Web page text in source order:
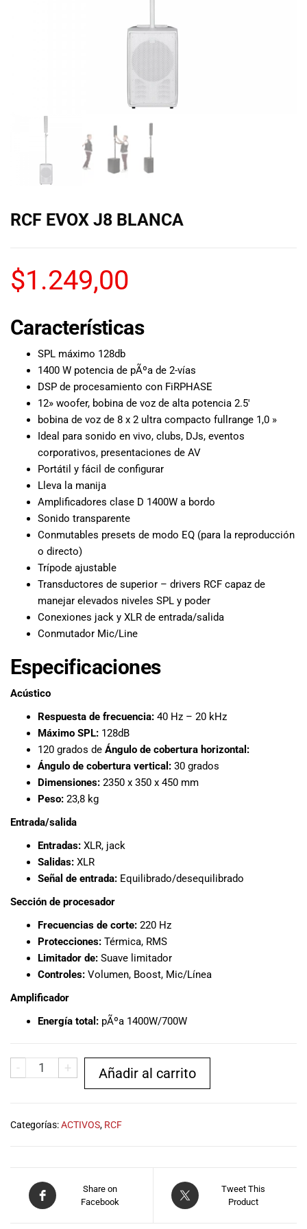
mercado,
desde
y baterías
hasta
amplificadores,
mezcladores y
altavoces.
También
contamos con
instrumentos
de viento,
para satisfacer
todas las
Nuestro equipo
música está
aquí para
ayudarte a
encontrar el
instrumento o
equipo de
audio
adecuado para
mejor servicio
al cliente
posible.
competitivos y
promociones
especiales
para nuestros
visitarnos en
o haz tu
compra en
línea a través
de nuestra
página web y
recibe tu
música con
RCF EVOX J8 BLANCA
$1.249,00
Características
SPL máximo 128db
1400 W potencia de pÃºa de 2-vías
DSP de procesamiento con FiRPHASE
12» woofer, bobina de voz de alta potencia 2.5′
bobina de voz de 8 x 2 ultra compacto fullrange 1,0 »
Ideal para sonido en vivo, clubs, DJs, eventos
corporativos, presentaciones de AV
Portátil y fácil de configurar
Lleva la manija
Amplificadores clase D 1400W a bordo
Sonido transparente
Conmutables presets de modo EQ (para la reproducción
o directo)
Trípode ajustable
Transductores de superior – drivers RCF capaz de
manejar elevados niveles SPL y poder
Conexiones jack y XLR de entrada/salida
Conmutador Mic/Line
Especificaciones
Acústico
Respuesta de frecuencia: 40 Hz – 20 kHz
Máximo SPL: 128dB
120 grados de Ángulo de cobertura horizontal:
Ángulo de cobertura vertical: 30 grados
Dimensiones: 2350 x 350 x 450 mm
Peso: 23,8 kg
Entrada/salida
Entradas: XLR, jack
Salidas: XLR
Señal de entrada: Equilibrado/desequilibrado
Sección de procesador
Frecuencias de corte: 220 Hz
Protecciones: Térmica, RMS
Limitador de: Suave limitador
Controles: Volumen, Boost, Mic/Línea
Amplificador
Energía total: pÃºa 1400W/700W
- + Añadir al carrito
Categorías:ACTIVOS, RCF
Share on
Facebook
Tweet This
Product